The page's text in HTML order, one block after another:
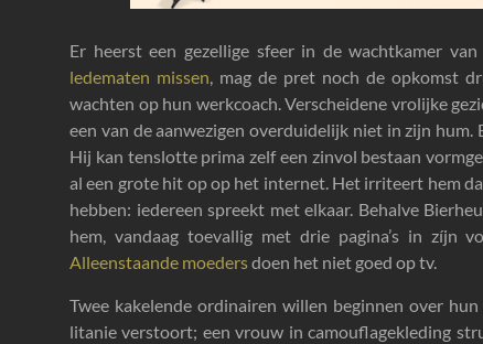
Er heerst een gezellige sfeer in de wachtkamer
ledematen missen, mag de pret noch de opkomst
wachten op hun werkcoach. Verscheidene vrolijke
een van de aanwezigen overduidelijk niet in zijn
Hij kan tenslotte prima zelf een zinvol bestaan
al een grote hit op op het internet. Het irriteert hem
hebben: iedereen spreekt met elkaar. Behalve
hem, vandaag toevallig met drie pagina’s in zíjn
Alleenstaande moedersdoen het niet goed op tv.
Twee kakelende ordinairen willen beginnen over
litanie verstoort; een vrouw in camouflagekleding